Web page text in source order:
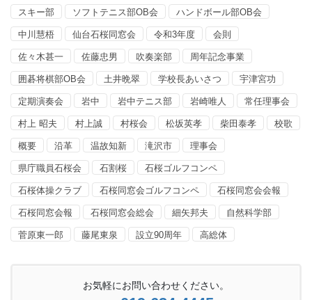
スキー部 ソフトテニス部OB会 ハンドボール部OB会
中川慧梧 仙台石桜同窓会 令和3年度 会則
佐々木甚一 佐藤忠男 吹奏楽部 周年記念事業
囲碁将棋部OB会 土井晩翠 学校長あいさつ 宇津宮功
定期演奏会 岩中 岩中テニス部 岩崎唯人 常任理事会
村上 昭夫 村上誠 村桜会 松坂英孝 柴田泰孝 校歌
概要 沿革 温故知新 滝沢市 理事会
県庁職員石桜会 石割桜 石桜ゴルフコンペ
石桜体操クラブ 石桜同窓会ゴルフコンペ 石桜同窓会会報
石桜同窓会報 石桜同窓会総会 細矢邦夫 自然科学部
菅原東一郎 藤尾東泉 設立90周年 高総体
お気軽にお問い合わせください。